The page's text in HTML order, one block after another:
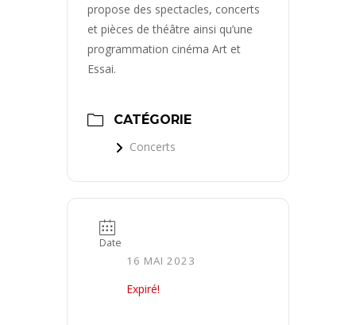
propose des spectacles, concerts
et pièces de théâtre ainsi qu’une
programmation cinéma Art et
Essai.
CATÉGORIE
Concerts
Date
16 MAI 2023
Expiré!